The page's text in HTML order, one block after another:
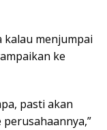
kalau menjumpai
ke
pasti akan